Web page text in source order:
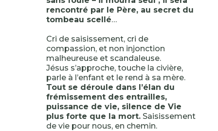
rencontré par le Père, au secret du
tombeau scellé…
Cri de saisissement, cri de
compassion, et non injonction
malheureuse et scandaleuse.
Jésus s’approche, touche la civière,
parle à l’enfant et le rend à sa mère.
Tout se déroule dans l’élan du
frémissement des entrailles,
puissance de vie, silence de Vie
plus forte que la mort.Saisissement
de vie pour nous, en chemin.